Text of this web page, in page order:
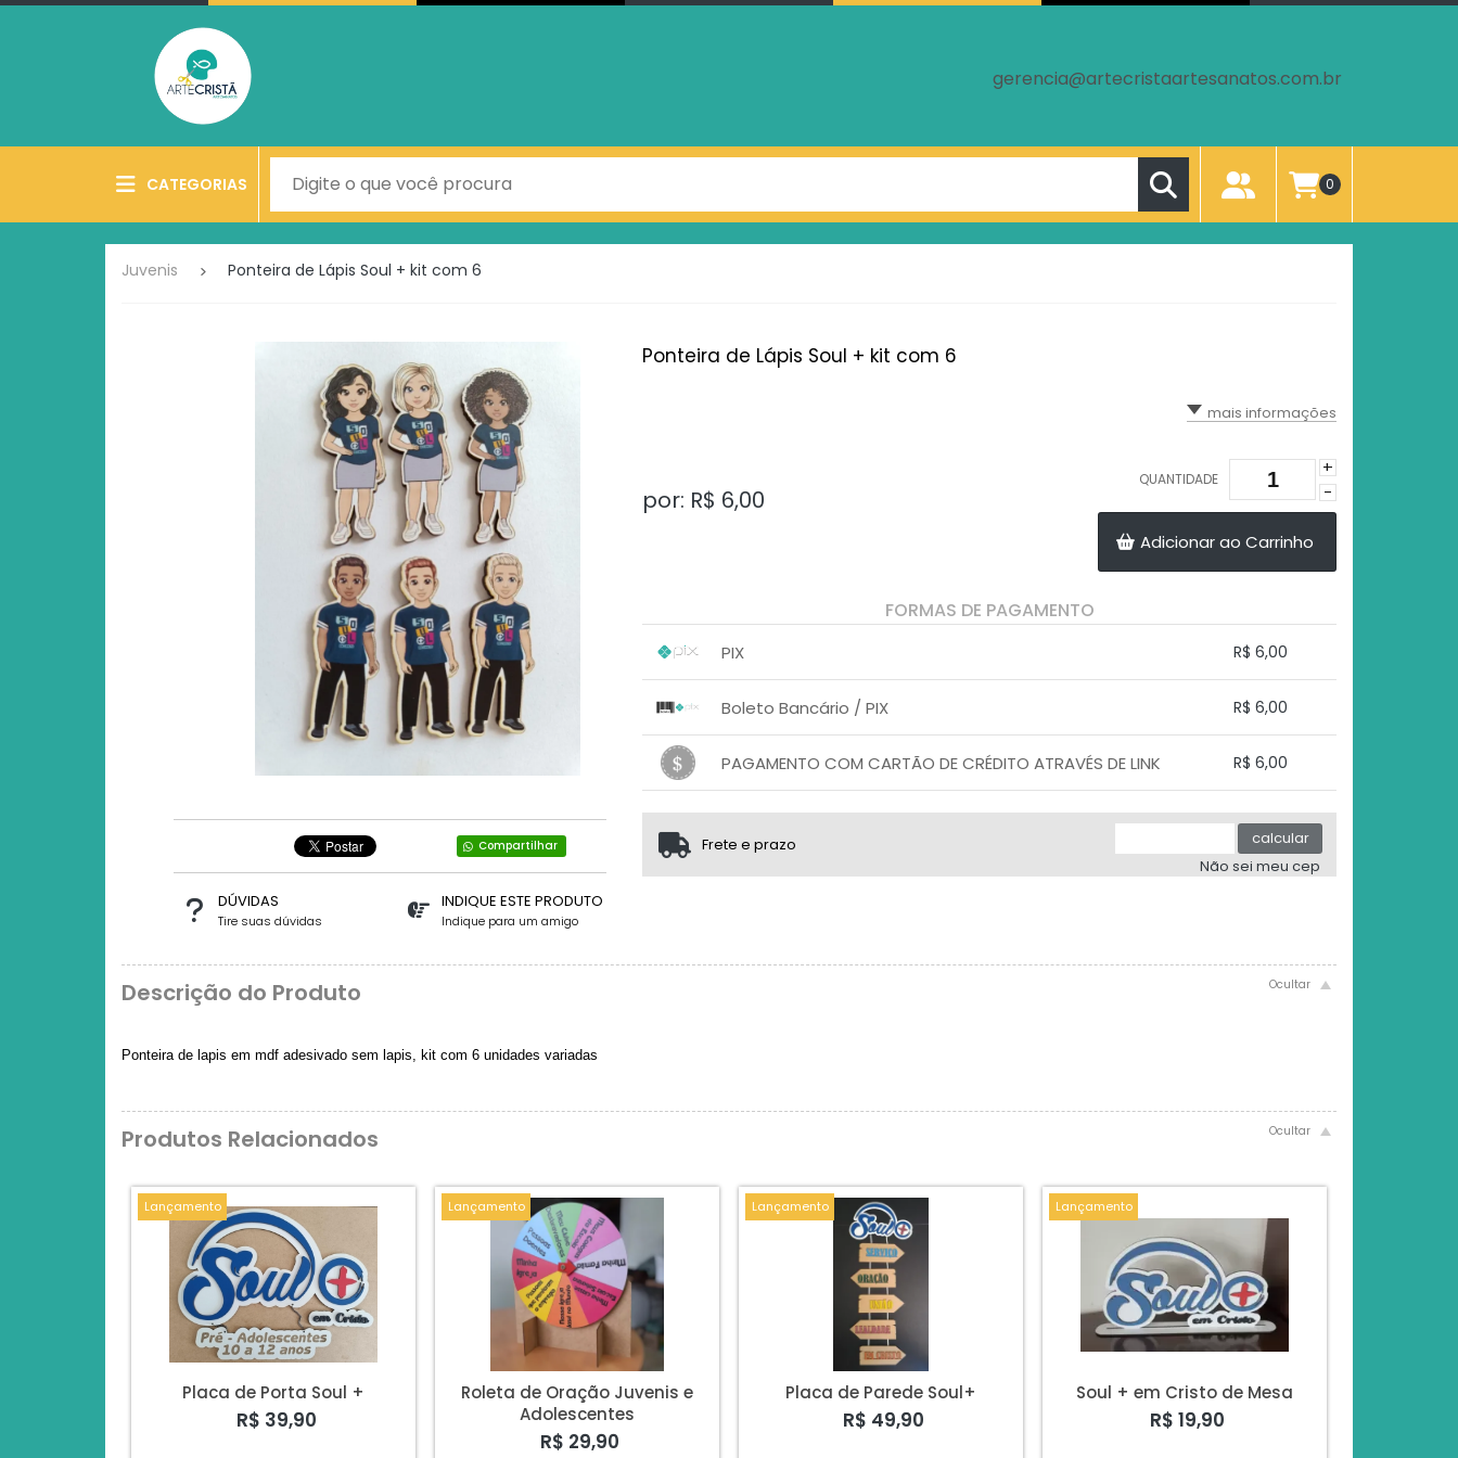
gerencia@artecristaartesanatos.com.br
CATEGORIAS 0
Juvenis Ponteira de Lápis Soul + kit com 6
Compartilhar
DÚVIDAS
Tire suas dúvidas
INDIQUE ESTE PRODUTO
Indique para um amigo
Ponteira de Lápis Soul + kit com 6
mais informações
por: R$ 6,00
QUANTIDADE
+
-
Adicionar ao Carrinho
FORMAS DE PAGAMENTO
PIX
R$ 6,00
....
Boleto Bancário / PIX
R$ 6,00
....
...
PAGAMENTO COM CARTÃO DE CRÉDITO ATRAVÉS DE LINK
R$ 6,00
... ....
Frete e prazo
calcular
Não sei meu cep
Descrição do Produto
Ponteira de lapis em mdf adesivado sem lapis, kit com 6 unidades variadas
Produtos Relacionados
Lançamento
Placa de Porta Soul +
R$ 39,90
Lançamento
Roleta de Oração Juvenis e
Adolescentes
R$ 29,90
Lançamento
Placa de Parede Soul+
R$ 49,90
Lançamento
Soul + em Cristo de Mesa
R$ 19,90